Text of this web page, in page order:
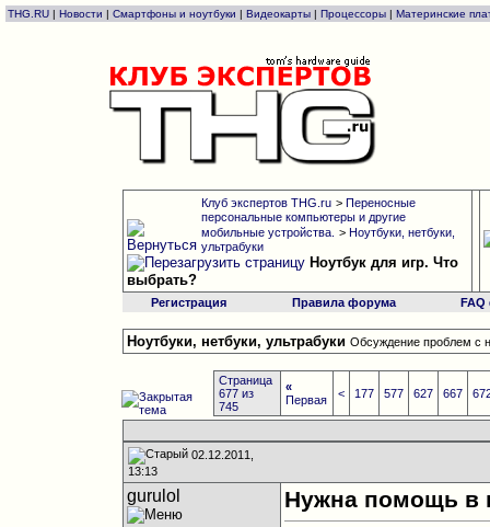
THG.RU | Новости | Смартфоны и ноутбуки | Видеокарты | Процессоры | Материнские
Клуб экспертов THG.ru > Переносные
персональные компьютеры и другие
мобильные устройства. > Ноутбуки, нетбуки,
ультрабуки
Ноутбук для игр. Что
выбрать?
Регистрация Правила форума
Ноутбуки, нетбуки, ультрабуки Обсуждение проблем с
Страница
677 из
745
«
Первая
< 177 577 627 667
02.12.2011,
13:13
gurulol Нужна помощь в